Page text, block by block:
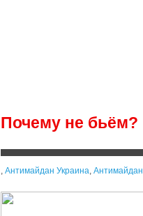
Почему не бьём?
, Антимайдан Украина, Антимайдан